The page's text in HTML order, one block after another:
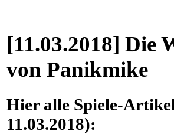
[11.03.2018] Die
von Panikmike
Hier alle Spiele-
11.03.2018):